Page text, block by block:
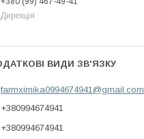
Дирекція
farmximika0994674941@gmail.com
+380994674941
+380994674941